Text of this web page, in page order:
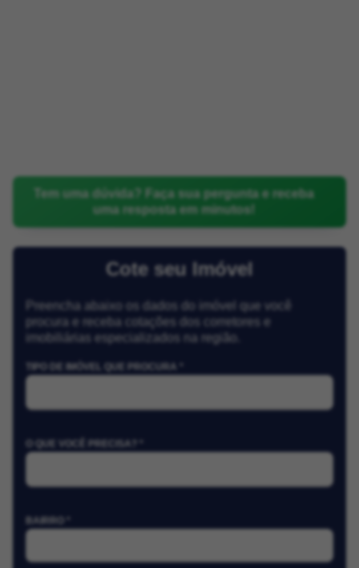
Tem uma dúvida? Faça sua pergunta e receba
uma resposta em minutos!
Cote seu Imóvel
Preencha abaixo os dados do imóvel que você
procura e receba cotações dos corretores e
imobiliárias especializados na região.
TIPO DE IMÓVEL QUE PROCURA *
O QUE VOCÊ PRECISA? *
BAIRRO *